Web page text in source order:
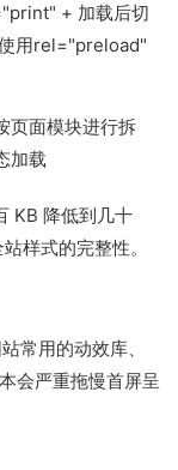
+ 加载后切
用rel="preload"
页面模块进行拆
加载
KB 降低到几十
样式的完整性。
常用的动效库、
会严重拖慢首屏呈